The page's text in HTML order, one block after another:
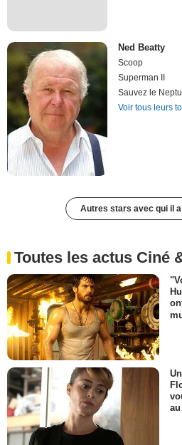
Ned Beatty
Scoop
Superman II
Sauvez le
Voir tous leurs
Autres stars avec qui il
Toutes les actus Ciné